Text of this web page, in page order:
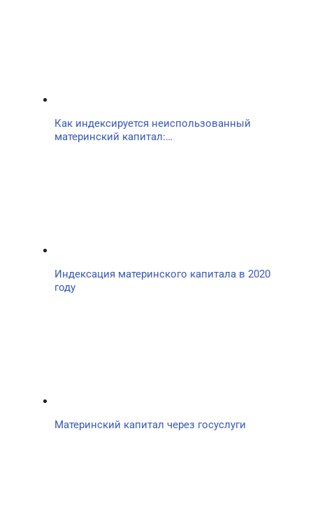
Как индексируется неиспользованный
материнский капитал:…
Индексация материнского капитала в 2020
году
Материнский капитал через госуслуги